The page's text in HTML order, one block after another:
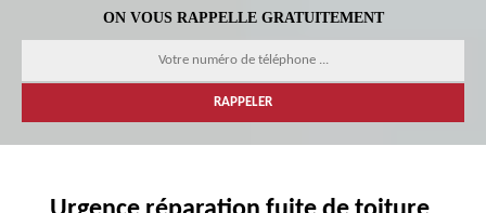
ON VOUS RAPPELLE GRATUITEMENT